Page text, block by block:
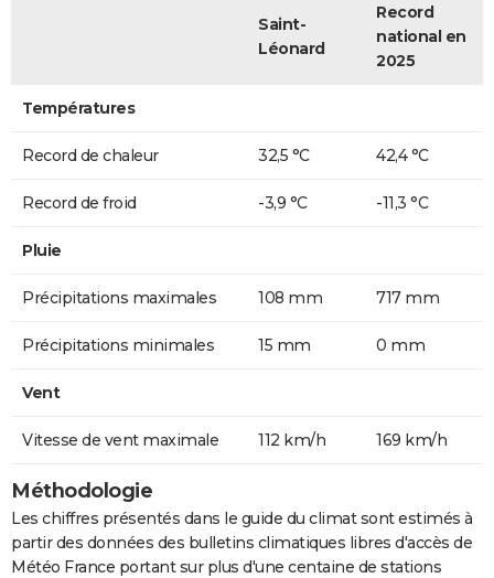
Saint-
Léonard
Record
national en
2025
Températures
Record de chaleur 32,5 °C 42,4 °C
Record de froid -3,9 °C -11,3 °C
Pluie
Précipitations maximales 108 mm 717 mm
Précipitations minimales 15 mm 0 mm
Vent
Vitesse de vent maximale 112 km/h 169 km/h
Méthodologie
Les chiffres présentés dans le guide du climat sont estimés à
partir des données des bulletins climatiques libres d'accès de
Météo France portant sur plus d'une centaine de stations